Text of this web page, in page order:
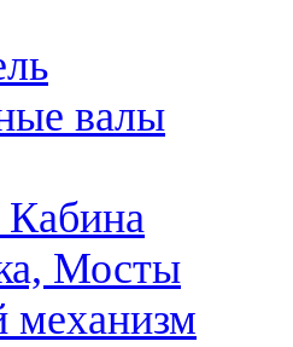
валы
Кабина
Мосты
механизм